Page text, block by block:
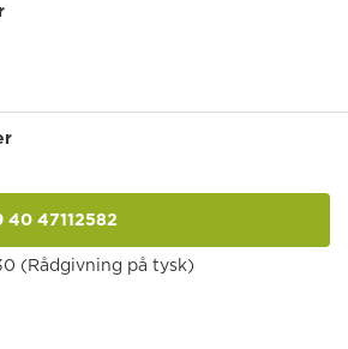
40 47112582
(Rådgivning på tysk)